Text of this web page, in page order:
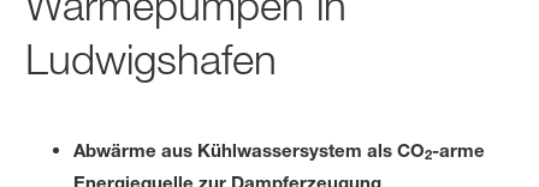
Ludwigshafen
Abwärme aus Kühlwassersystem als CO2-arme
Energiequelle zur Dampferzeugung